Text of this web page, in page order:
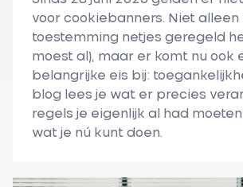
voor cookiebanners. Niet alleen
toestemming netjes geregeld
moest al), maar er komt nu ook
belangrijke eis bij:
blog lees je wat er precies
regels je eigenlijk al had
wat je nú kunt doen.